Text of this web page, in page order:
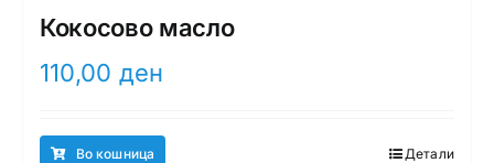
Кокосово масло
110,00 ден
Во кошница Детали